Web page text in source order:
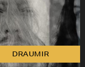
DRAUMIR